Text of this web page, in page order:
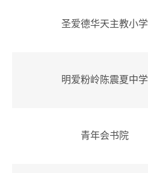
圣爱德华天主教小学
明爱粉岭陈震夏中学
青年会书院